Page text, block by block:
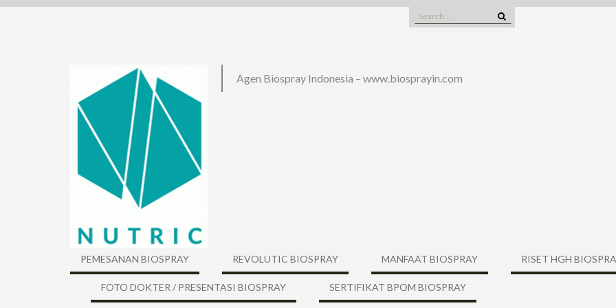
Skip
Search
for:
Agen Biospray Indonesia – www.biosprayin.com
PEMESANAN BIOSPRAY REVOLUTIC BIOSPRAY MANFAAT BIOSPRAY RISET HGH
FOTO DOKTER / PRESENTASI BIOSPRAY SERTIFIKAT BPOM BIOSPRAY